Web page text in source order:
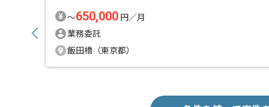
〜650,000 円／月
業務委託
飯田橋（東京都）